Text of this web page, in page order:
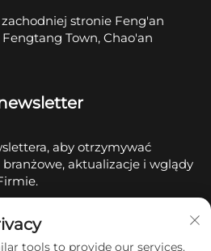
stronie Feng'an
Town, Chao'an
aby otrzymywać
aktualizacje i wglądy
tools to provide our services.